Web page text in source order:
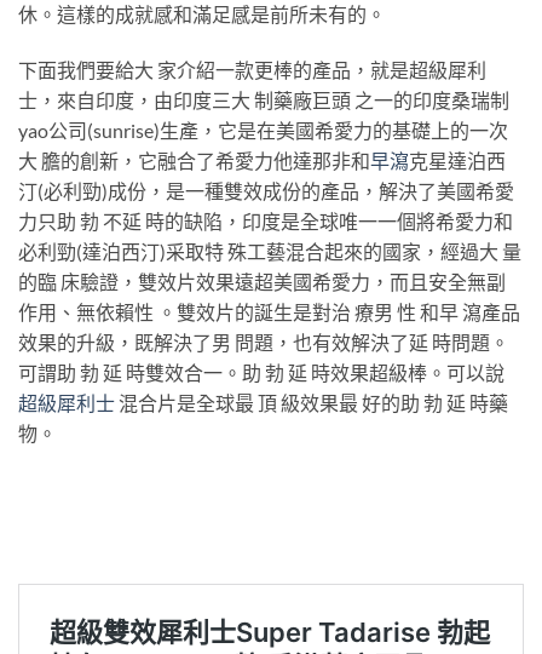
休。這樣的成就感和滿足感是前所未有的。
下面我們要給大 家介紹一款更棒的產品，就是超級犀利
士，來自印度，由印度三大 制藥廠巨頭 之一的印度桑瑞制
yao公司(sunrise)生產，它是在美國希愛力的基礎上的一次
大 膽的創新，它融合了希愛力他達那非和早瀉克星達泊西
汀(必利勁)成份，是一種雙效成份的產品，解決了美國希愛
力只助 勃 不延 時的缺陷，印度是全球唯一一個將希愛力和
必利勁(達泊西汀)采取特 殊工藝混合起來的國家，經過大 量
的臨 床驗證，雙效片效果遠超美國希愛力，而且安全無副
作用、無依賴性 。雙效片的誕生是對治 療男 性 和早 瀉產品
效果的升級，既解決了男 問題，也有效解決了延 時問題。
可謂助 勃 延 時雙效合一。助 勃 延 時效果超級棒。可以說
超級犀利士 混合片是全球最 頂 級效果最 好的助 勃 延 時藥
物。